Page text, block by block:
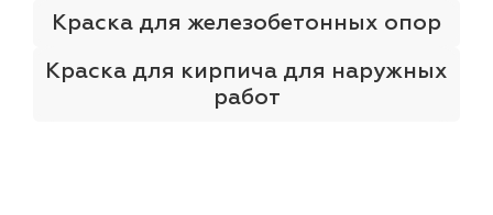
Краска для железобетонных опор
Краска для кирпича для наружных
работ